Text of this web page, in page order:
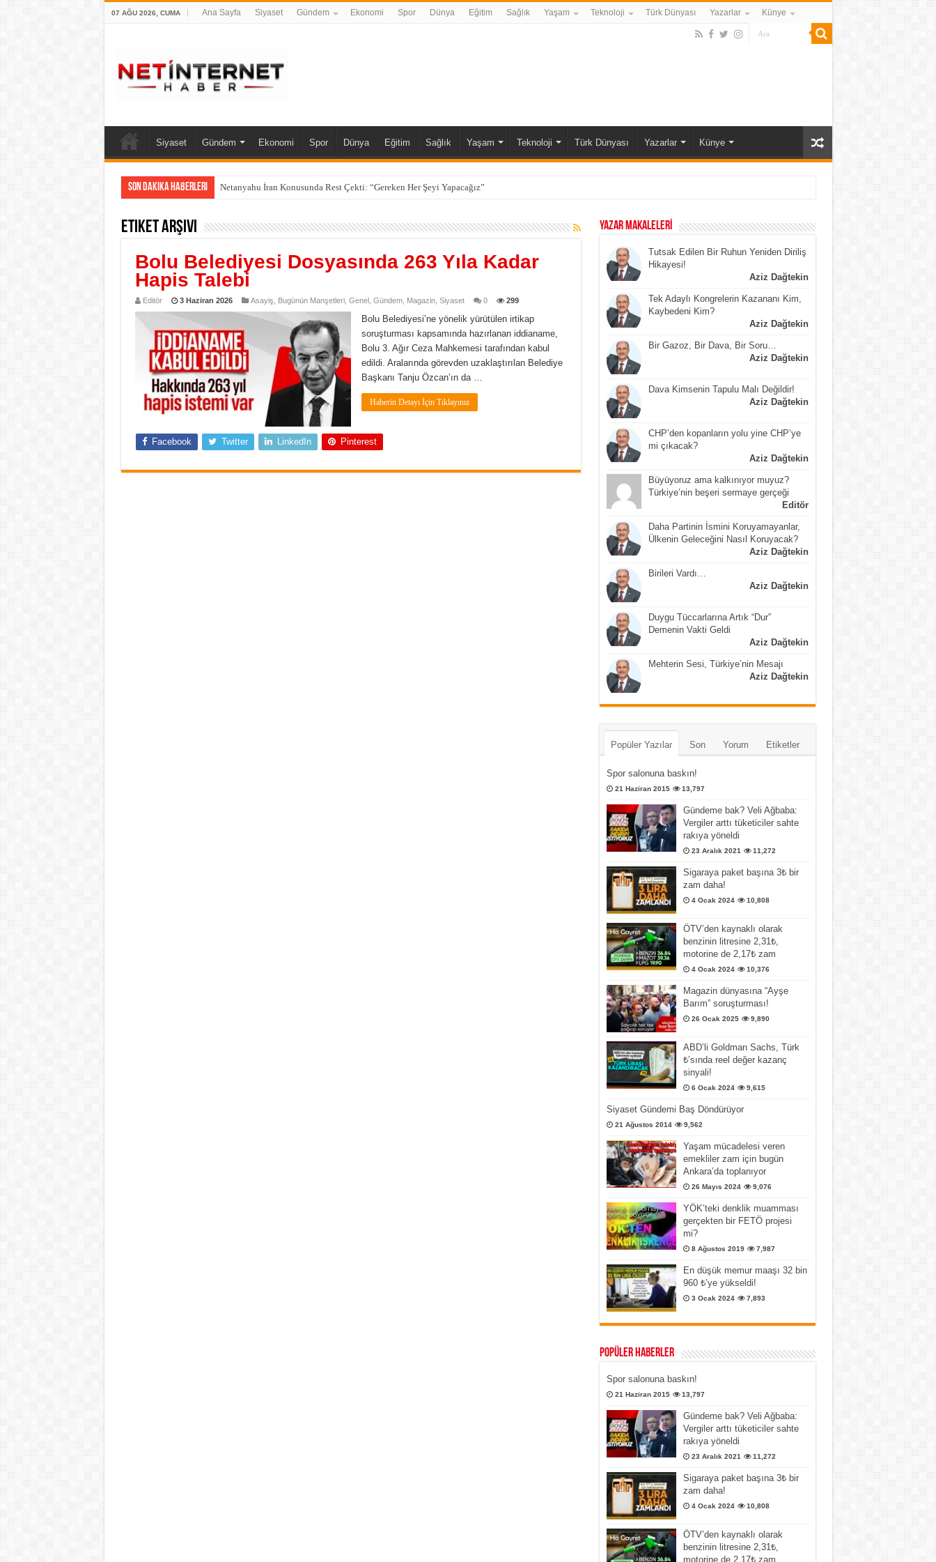
07 AĞU 2026, CUMA Ana Sayfa Siyaset Gündem Ekonomi Spor Dünya Eğitim Sağlık Yaşam Teknoloji Türk Dünyası Yazarlar Künye
Siyaset Gündem Ekonomi Spor Dünya Eğitim Sağlık Yaşam Teknoloji Türk Dünyası Yazarlar Künye
Son Dakika Haberleri Netanyahu İran Konusunda Rest Çekti: “Gereken Her Şeyi Yapacağız”
Etiket Arşivi
Bolu Belediyesi Dosyasında 263 Yıla Kadar
Hapis Talebi
Editör 3 Haziran 2026 Asayiş Bugünün Manşetleri, Genel, Gündem, Magazin, Siyaset 0 299
Bolu Belediyesi’ne yönelik yürütülen irtikap
soruşturması kapsamında hazırlanan iddianame,
Bolu 3. Ağır Ceza Mahkemesi tarafından kabul
edildi. Aralarında görevden uzaklaştırılan Belediye
Başkanı Tanju Özcan’ın da …
Haberin Detayı İçin Tıklayınız
Facebook Twitter LinkedIn Pinterest
YAZAR MAKALELERİ
Tutsak Edilen Bir Ruhun Yeniden Diriliş
Hikayesi!
Aziz Dağtekin
Tek Adaylı Kongrelerin Kazananı Kim,
Kaybedeni Kim?
Aziz Dağtekin
Bir Gazoz, Bir Dava, Bir Soru…
Aziz Dağtekin
Dava Kimsenin Tapulu Malı Değildir!
Aziz Dağtekin
CHP’den kopanların yolu yine CHP’ye
mi çıkacak?
Aziz Dağtekin
Büyüyoruz ama kalkınıyor muyuz?
Türkiye’nin beşeri sermaye gerçeği
Editör
Daha Partinin İsmini Koruyamayanlar,
Ülkenin Geleceğini Nasıl Koruyacak?
Aziz Dağtekin
Birileri Vardı…
Aziz Dağtekin
Duygu Tüccarlarına Artık “Dur”
Demenin Vakti Geldi
Aziz Dağtekin
Mehterin Sesi, Türkiye’nin Mesajı
Aziz Dağtekin
Popüler Yazılar Son Yorum Etiketler
Spor salonuna baskın!
21 Haziran 2015 13,797
Gündeme bak? Veli Ağbaba:
Vergiler arttı tüketiciler sahte
rakıya yöneldi
23 Aralık 2021 11,272
Sigaraya paket başına 3₺ bir
zam daha!
4 Ocak 2024 10,808
ÖTV’den kaynaklı olarak
benzinin litresine 2,31₺,
motorine de 2,17₺ zam
4 Ocak 2024 10,376
Magazin dünyasına “Ayşe
Barım” soruşturması!
26 Ocak 2025 9,890
ABD’li Goldman Sachs, Türk
₺’sında reel değer kazanç
sinyali!
6 Ocak 2024 9,615
Siyaset Gündemi Baş Döndürüyor
21 Ağustos 2014 9,562
Yaşam mücadelesi veren
emekliler zam için bugün
Ankara’da toplanıyor
26 Mayıs 2024 9,076
YÖK’teki denklik muamması
gerçekten bir FETÖ projesi
mi?
8 Ağustos 2019 7,987
En düşük memur maaşı 32 bin
960 ₺’ye yükseldi!
3 Ocak 2024 7,893
Popüler Haberler
Spor salonuna baskın!
21 Haziran 2015 13,797
Gündeme bak? Veli Ağbaba:
Vergiler arttı tüketiciler sahte
rakıya yöneldi
23 Aralık 2021 11,272
Sigaraya paket başına 3₺ bir
zam daha!
4 Ocak 2024 10,808
ÖTV’den kaynaklı olarak
benzinin litresine 2,31₺,
motorine de 2,17₺ zam